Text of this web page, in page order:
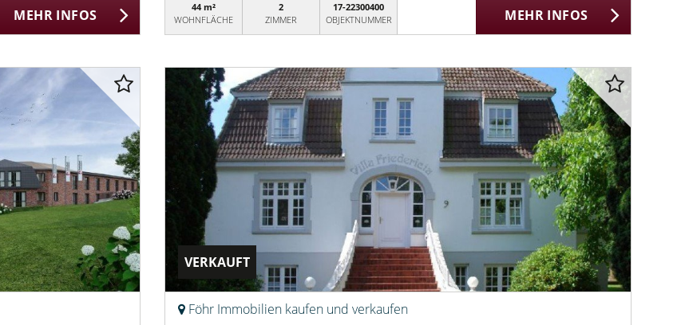
MEHR INFOS
44 m²
WOHNFLÄCHE
2
ZIMMER
17-22300400
OBJEKTNUMMER
MEHR INFOS
VERKAUFT
Föhr Immobilien kaufen und verkaufen